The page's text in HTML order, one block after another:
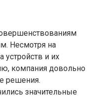
Несмотря на
устройств и их
компания довольно
решения.
значительные